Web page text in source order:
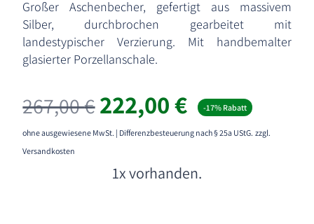
Großer Aschenbecher, gefertigt aus massivem
Silber, durchbrochen gearbeitet mit
landestypischer Verzierung. Mit handbemalter
glasierter Porzellanschale.
267,00€Ursprünglicher
Preis
war:
222,00€Aktueller
Preis
ist:
-17% Rabatt
ohne ausgewiesene MwSt. | Differenzbesteuerung nach § 25a UStG. zzgl.
Versandkosten
1x vorhanden.